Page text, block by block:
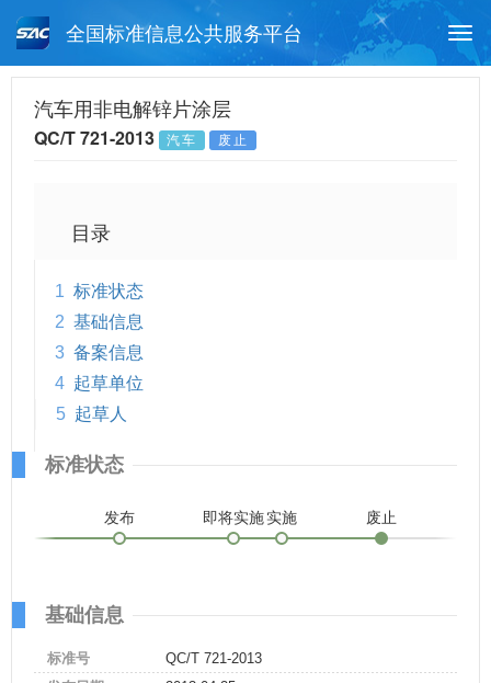
全国标准信息公共服务平台
月报查询 标准公告查询
汽车用非电解锌片涂层
QC/T 721-2013 汽车 废止
目录
1 标准状态
2 基础信息
3 备案信息
4 起草单位
5 起草人
标准状态
发布 即将实施实施 废止
基础信息
标准号
QC/T 721-2013